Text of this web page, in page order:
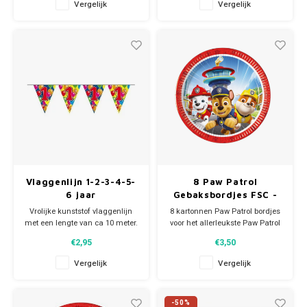
beginnen !
Vergelijk
van ca 15 cm.
Vergelijk
Vlaggenlijn 1-2-3-4-5-
6 jaar
Vrolijke kunststof vlaggenlijn
met een lengte van ca 10 meter.
€2,95
Vergelijk
8 Paw Patrol
Gebaksbordjes FSC -
20 cm
8 kartonnen Paw Patrol bordjes
voor het allerleukste Paw Patrol
Afmeting per bordje: Ø 20 cm.
Deze milieuvriendelijke FSC®
bordjes mogen na gebruik
€3,50
Vergelijk
-50%